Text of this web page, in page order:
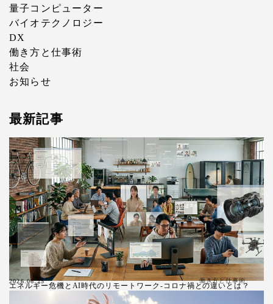
量子コンピューター
バイオテクノロジー
DX
働き方と仕事術
社会
お知らせ
最新記事
エネルギー危機とAI時代のリモートワーク-コロナ禍との違いとは？
2026.06.25 働き方と仕事術